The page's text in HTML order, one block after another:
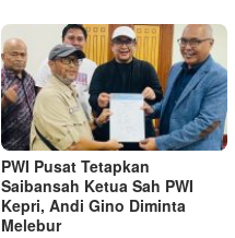
PWI Pusat Tetapkan
Saibansah Ketua Sah PWI
Kepri, Andi Gino Diminta
Melebur